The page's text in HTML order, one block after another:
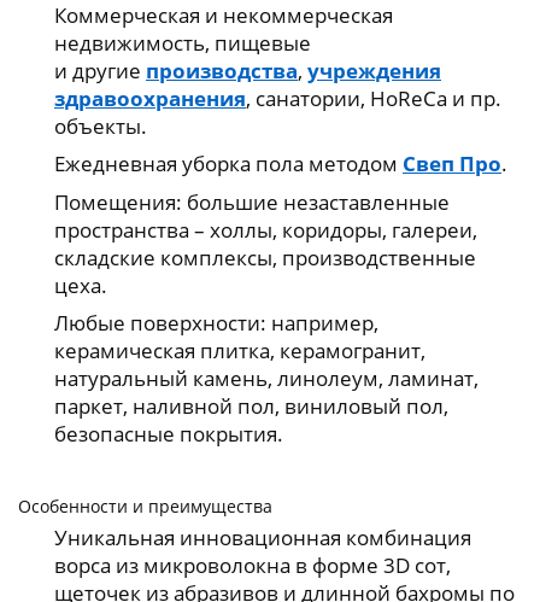
Коммерческая и некоммерческая
недвижимость, пищевые
и другие производства, учреждения
здравоохранения, санатории, HoReCa и пр.
объекты.
Ежедневная уборка пола методом Свеп Про.
Помещения: большие незаставленные
пространства – холлы, коридоры, галереи,
складские комплексы, производственные
цеха.
Любые поверхности: например,
керамическая плитка, керамогранит,
натуральный камень, линолеум, ламинат,
паркет, наливной пол, виниловый пол,
безопасные покрытия.
Особенности и преимущества
Уникальная инновационная комбинация
ворса из микроволокна в форме 3D сот,
щеточек из абразивов и длинной бахромы по